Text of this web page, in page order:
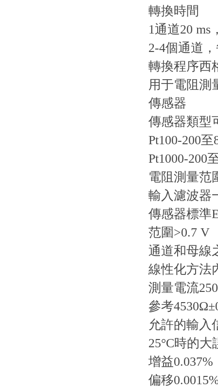
轉換時間
1通道20 ms
2-4個通道
轉換程序西
用于電阻測
傳感器
傳感器類型
Pt100-200至
Pt1000-200
電阻測量范
輸入濾波器
傳感器標準
范圍>0.7 V
通道和母線
線性化方法
測量電流
參考
允許的輸入
25°C時的大
增益0.037%
偏移